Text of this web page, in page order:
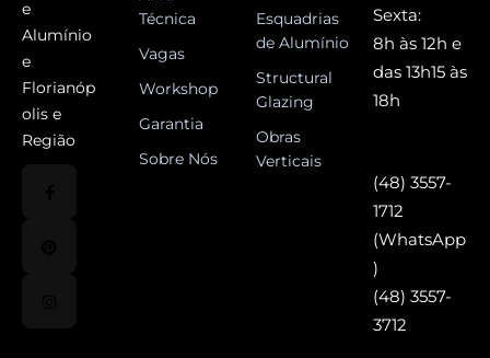
e
Alumínio
e
Florianóp
olis e
Região
Técnica
Vagas
Workshop
Garantia
Sobre Nós
Esquadrias
de Alumínio
Structural
Glazing
Obras
Verticais
Sexta:
8h às 12h e
das 13h15 às
18h
(48) 3557-
1712
(WhatsApp
)
(48) 3557-
3712